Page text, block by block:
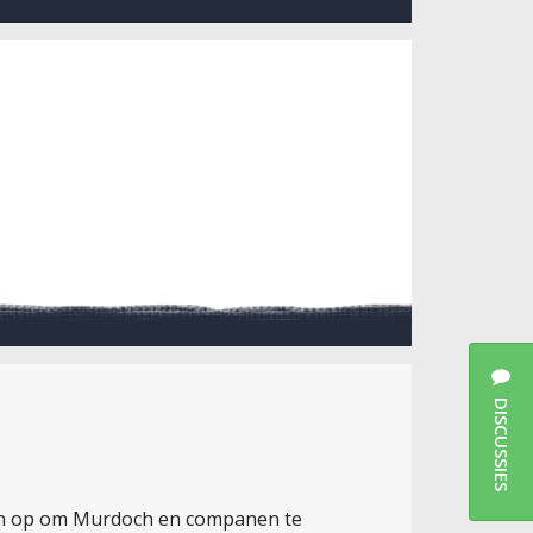
om Murdoch en companen te
DISCUSSIES